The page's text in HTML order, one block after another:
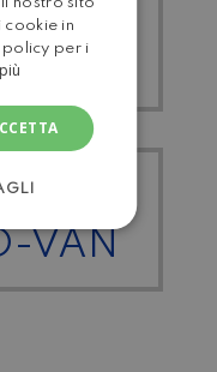
VAN
cookie in
per i